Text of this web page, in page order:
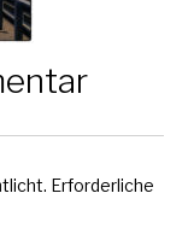
Erforderliche